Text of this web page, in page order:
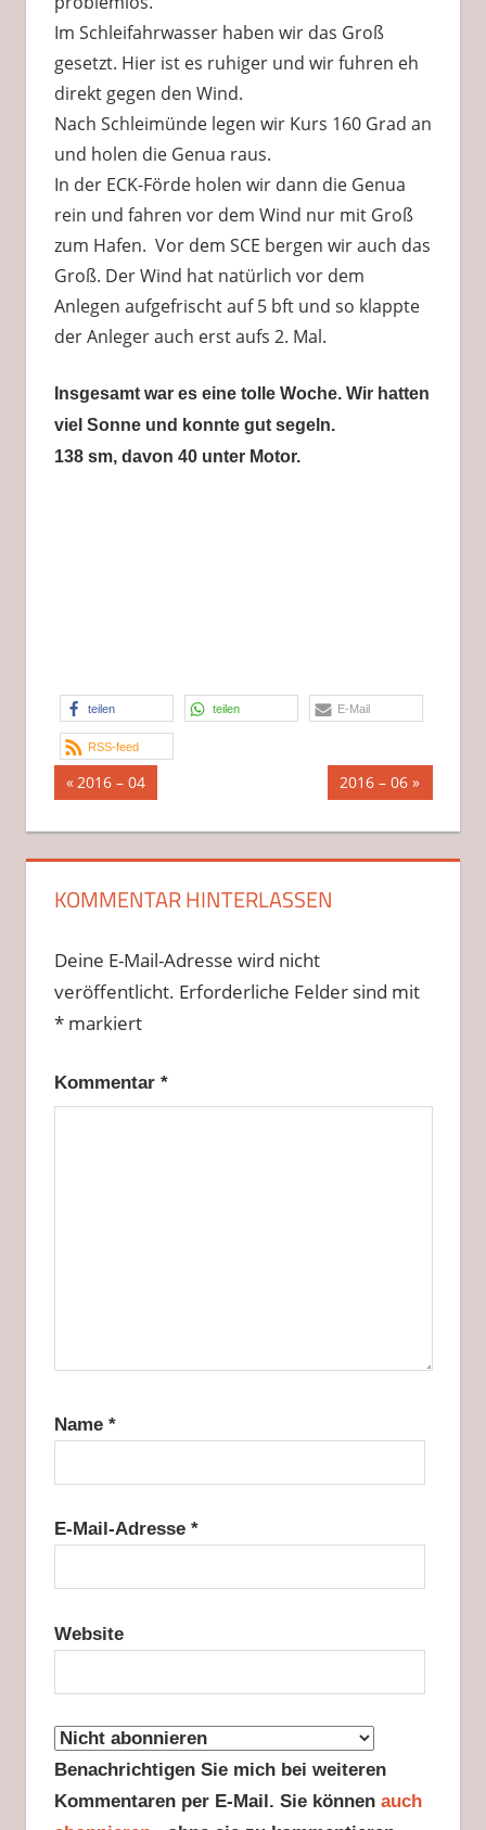
Im Schleifahrwasser haben wir das Groß
gesetzt. Hier ist es ruhiger und wir fuhren eh
direkt gegen den Wind.
Nach Schleimünde legen wir Kurs 160 Grad an
und holen die Genua raus.
In der ECK-Förde holen wir dann die Genua
rein und fahren vor dem Wind nur mit Groß
zum Hafen. Vor dem SCE bergen wir auch das
Groß. Der Wind hat natürlich vor dem
Anlegen aufgefrischt auf 5 bft und so klappte
der Anleger auch erst aufs 2. Mal.
Insgesamt war es eine tolle Woche. Wir hatten
viel Sonne und konnte gut segeln.
138 sm, davon 40 unter Motor.
teilen teilen E-Mail
RSS-feed
Beitragsnavigation
Vorheriger
Beitrag:
2016 – 04
Nächster
Beitrag:
2016 – 06
KOMMENTAR HINTERLASSEN
Deine E-Mail-Adresse wird nicht
veröffentlicht. Erforderliche Felder sind mit
*markiert
Kommentar *
Name *
E-Mail-Adresse *
Website
Benachrichtigen Sie mich bei weiteren
Kommentaren per E-Mail. Sie können auch